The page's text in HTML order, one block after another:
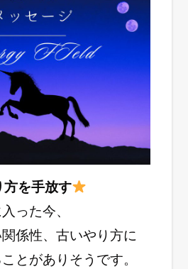
を手放す
った今、
係性、古いやり方に
とがありそうです。